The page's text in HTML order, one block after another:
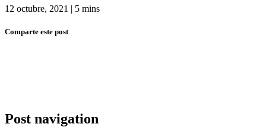
12 octubre, 2021 | 5 mins
Comparte este post
Post navigation